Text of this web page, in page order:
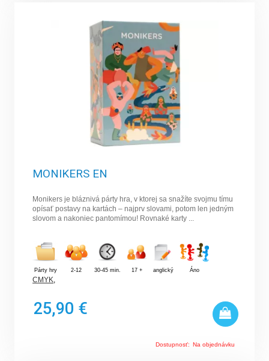
MONIKERS EN
Monikers je bláznivá párty hra, v ktorej sa snažíte svojmu tímu
opísať postavy na kartách – najprv slovami, potom len jedným
slovom a nakoniec pantomímou! Rovnaké karty ...
Párty hry 2-12 30-45 min. 17 + anglický Áno
CMYK,
25,90 €
Dostupnosť: Na objednávku